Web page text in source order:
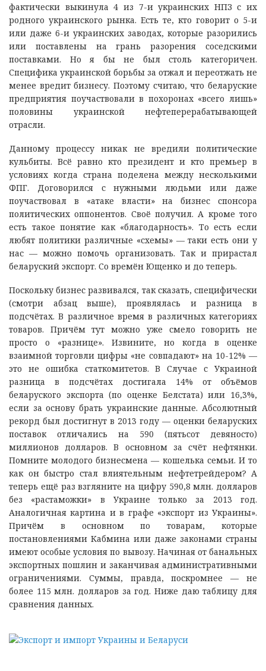
фактически выкинула 4 из 7-и украинских НПЗ с их
родного украинского рынка. Есть те, кто говорит о 5-и
или даже 6-и украинских заводах, которые разорились
или поставлены на грань разорения соседскими
поставками. Но я бы не был столь категоричен.
Специфика украинской борьбы за отжал и переотжать не
менее вредит бизнесу. Поэтому считаю, что беларуские
предприятия поучаствовали в похоронах «всего лишь»
половины украинской нефтеперерабатывающей
отрасли.
Данному процессу никак не вредили политические
кульбиты. Всё равно кто президент и кто премьер в
условиях когда страна поделена между несколькими
ФПГ. Договорился с нужными людьми или даже
поучаствовал в «атаке власти» на бизнес спонсора
политических оппонентов. Своё получил. А кроме того
есть такое понятие как «благодарность». То есть если
любят политики различные «схемы» — таки есть они у
нас — можно помочь организовать. Так и прирастал
беларуский экспорт. Со времён Ющенко и до теперь.
Поскольку бизнес развивался, так сказать, специфически
(смотри абзац выше), проявлялась и разница в
подсчётах. В различное время в различных категориях
товаров. Причём тут можно уже смело говорить не
просто о «разнице». Извините, но когда в оценке
взаимной торговли цифры «не совпадают» на 10-12% —
это не ошибка статкомитетов. В Случае с Украиной
разница в подсчётах достигала 14% от объёмов
беларуского экспорта (по оценке Белстата) или 16,3%,
если за основу брать украинские данные. Абсолютный
рекорд был достигнут в 2013 году — оценки беларуских
поставок отличались на 590 (пятьсот девяносто)
миллионов долларов. В основном за счёт нефтянки.
Помните молодого бизнесмена — кошелька семьи. И то
как он быстро стал влиятельным нефтетрейдером? А
теперь ещё раз взгляните на цифру 590,8 млн. долларов
без «растаможки» в Украине только за 2013 год.
Аналогичная картина и в графе «экспорт из Украины».
Причём в основном по товарам, которые
постановлениями Кабмина или даже законами страны
имеют особые условия по вывозу. Начиная от банальных
экспортных пошлин и заканчивая административными
ограничениями. Суммы, правда, поскромнее — не
более 115 млн. долларов за год. Ниже даю таблицу для
сравнения данных.